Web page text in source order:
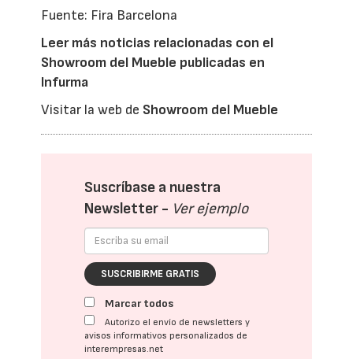
Fuente: Fira Barcelona
Leer más noticias relacionadas con el
Showroom del Mueble publicadas en
Infurma
Visitar la web de Showroom del Mueble
Suscríbase a nuestra
Newsletter - Ver ejemplo
SUSCRIBIRME GRATIS
Marcar todos
Autorizo el envío de newsletters y
avisos informativos personalizados de
interempresas.net